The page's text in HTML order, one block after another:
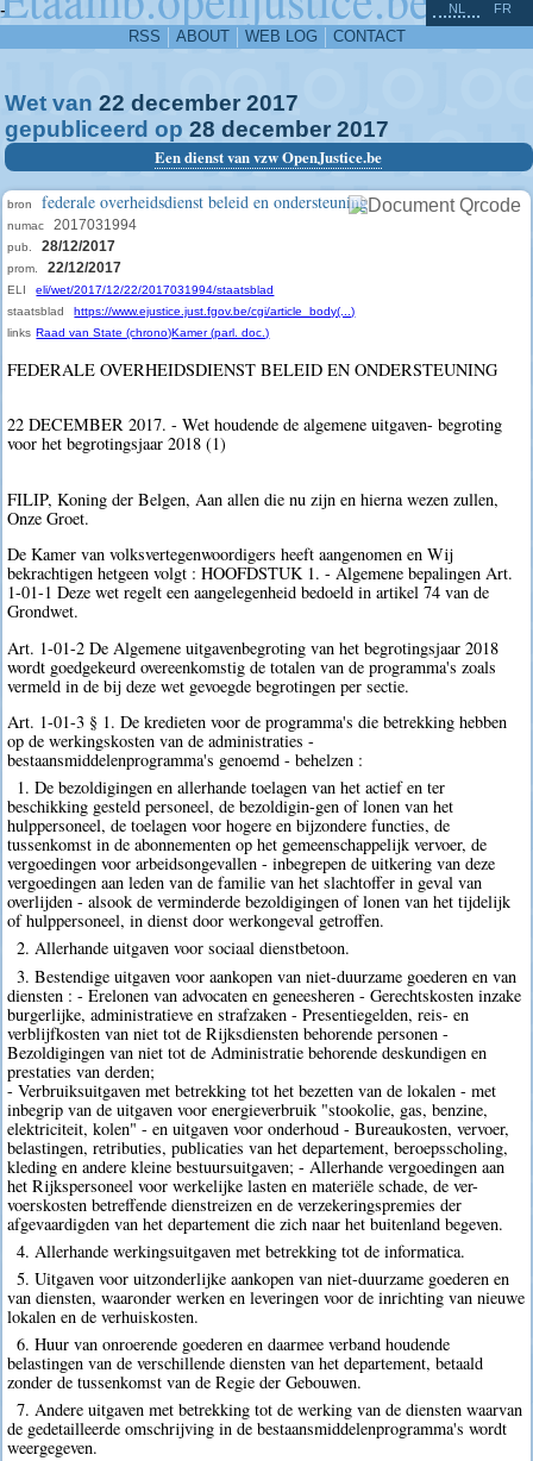
-
RSS ABOUT WEB LOG CONTACT
NL FR
Wet van 22 december 2017
gepubliceerd op 28 december 2017
Een dienst van vzw OpenJustice.be
bron federale overheidsdienst beleid en ondersteuning
numac 2017031994
pub. 28/12/2017
prom. 22/12/2017
ELI
eli/wet/2017/12/22/2017031994/staatsblad
staatsblad
https://www.ejustice.just.fgov.be/cgi/article_body(...)
links Raad van State (chrono)Kamer (parl. doc.)
FEDERALE OVERHEIDSDIENST BELEID EN ONDERSTEUNING
22 DECEMBER 2017. - Wet houdende de algemene uitgaven- begroting
voor het begrotingsjaar 2018 (1)
FILIP, Koning der Belgen, Aan allen die nu zijn en hierna wezen zullen,
Onze Groet.
De Kamer van volksvertegenwoordigers heeft aangenomen en Wij
bekrachtigen hetgeen volgt : HOOFDSTUK 1. - Algemene bepalingen Art.
1-01-1 Deze wet regelt een aangelegenheid bedoeld in artikel 74 van de
Grondwet.
Art. 1-01-2 De Algemene uitgavenbegroting van het begrotingsjaar 2018
wordt goedgekeurd overeenkomstig de totalen van de programma's zoals
vermeld in de bij deze wet gevoegde begrotingen per sectie.
Art. 1-01-3 § 1. De kredieten voor de programma's die betrekking hebben
op de werkingskosten van de administraties -
bestaansmiddelenprogramma's genoemd - behelzen :
1. De bezoldigingen en allerhande toelagen van het actief en ter
beschikking gesteld personeel, de bezoldigin-gen of lonen van het
hulppersoneel, de toelagen voor hogere en bijzondere functies, de
tussenkomst in de abonnementen op het gemeenschappelijk vervoer, de
vergoedingen voor arbeidsongevallen - inbegrepen de uitkering van deze
vergoedingen aan leden van de familie van het slachtoffer in geval van
overlijden - alsook de verminderde bezoldigingen of lonen van het tijdelijk
of hulppersoneel, in dienst door werkongeval getroffen.
2. Allerhande uitgaven voor sociaal dienstbetoon.
3. Bestendige uitgaven voor aankopen van niet-duurzame goederen en van
diensten : - Erelonen van advocaten en geneesheren - Gerechtskosten inzake
burgerlijke, administratieve en strafzaken - Presentiegelden, reis- en
verblijfkosten van niet tot de Rijksdiensten behorende personen -
Bezoldigingen van niet tot de Administratie behorende deskundigen en
prestaties van derden;
- Verbruiksuitgaven met betrekking tot het bezetten van de lokalen - met
inbegrip van de uitgaven voor energieverbruik "stookolie, gas, benzine,
elektriciteit, kolen" - en uitgaven voor onderhoud - Bureaukosten, vervoer,
belastingen, retributies, publicaties van het departement, beroepsscholing,
kleding en andere kleine bestuursuitgaven; - Allerhande vergoedingen aan
het Rijkspersoneel voor werkelijke lasten en materiële schade, de ver-
voerskosten betreffende dienstreizen en de verzekeringspremies der
afgevaardigden van het departement die zich naar het buitenland begeven.
4. Allerhande werkingsuitgaven met betrekking tot de informatica.
5. Uitgaven voor uitzonderlijke aankopen van niet-duurzame goederen en
van diensten, waaronder werken en leveringen voor de inrichting van nieuwe
lokalen en de verhuiskosten.
6. Huur van onroerende goederen en daarmee verband houdende
belastingen van de verschillende diensten van het departement, betaald
zonder de tussenkomst van de Regie der Gebouwen.
7. Andere uitgaven met betrekking tot de werking van de diensten waarvan
de gedetailleerde omschrijving in de bestaansmiddelenprogramma's wordt
weergegeven.
^